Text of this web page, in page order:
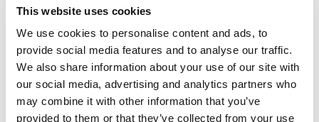
This website uses cookies
We use cookies to personalise content and ads, to
provide social media features and to analyse our traffic.
We also share information about your use of our site with
our social media, advertising and analytics partners who
may combine it with other information that you’ve
provided to them or that they’ve collected from your use
Informationen benutzen, um Ihre Nutzung der Webseite
auszuwerten, um Reports über die Webseitenaktivitäten
zusammenzustellen und um weitere mit der Webseitennutzung
und der Internetnutzung verbundene Dienstleistungen
gegenüber dem Webseitenbetreiber zu erbringen. Die im
Rahmen von Google Analytics von Ihrem Browser übermittelte
IP-Adresse wird nicht mit anderen Daten von Google